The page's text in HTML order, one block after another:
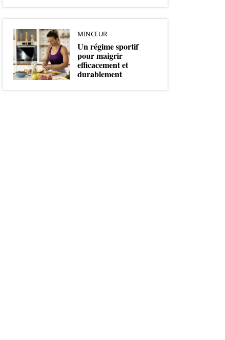
MINCEUR
Un régime sportif
pour maigrir
efficacement et
durablement